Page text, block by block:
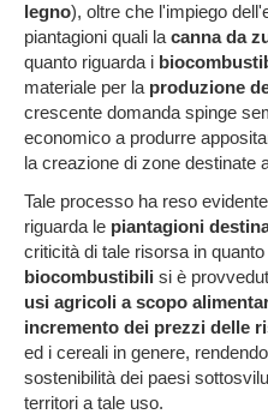
legno), oltre che l'impiego
piantagioni quali la canna da
quanto riguarda i
materiale per la produzione
crescente domanda spinge
economico a produrre
la creazione di zone destinate
Tale processo ha reso
riguarda le piantagioni
criticità di tale risorsa in
biocombustibili si è
usi agricoli a scopo
incremento dei prezzi delle
ed i cereali in genere,
sostenibilità dei paesi
territori a tale uso.